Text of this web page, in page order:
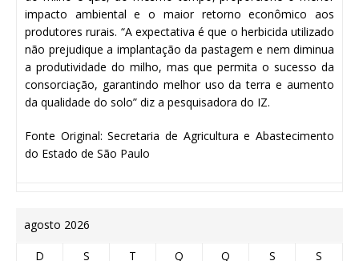
impacto ambiental e o maior retorno econômico aos
produtores rurais. “A expectativa é que o herbicida utilizado
não prejudique a implantação da pastagem e nem diminua
a produtividade do milho, mas que permita o sucesso da
consorciação, garantindo melhor uso da terra e aumento
da qualidade do solo” diz a pesquisadora do IZ.
Fonte Original: Secretaria de Agricultura e Abastecimento
do Estado de São Paulo
agosto 2026
D S T Q Q S S